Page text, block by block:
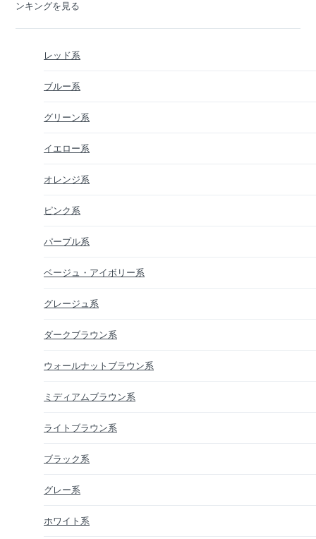
ンキングを見る
レッド系
ブルー系
グリーン系
イエロー系
オレンジ系
ピンク系
パープル系
ベージュ・アイボリー系
グレージュ系
ダークブラウン系
ウォールナットブラウン系
ミディアムブラウン系
ライトブラウン系
ブラック系
グレー系
ホワイト系